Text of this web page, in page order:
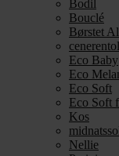
Bodil
Bouclé
Børstet
Eco Baby
Eco
Eco Soft
Eco Soft
Kos
Nellie